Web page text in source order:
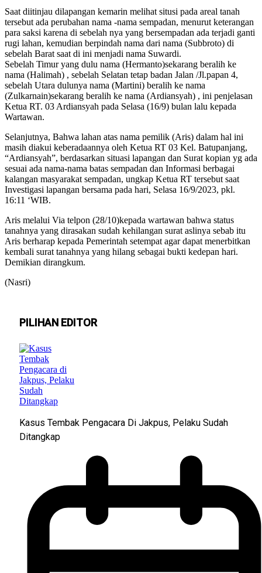
Saat diitinjau dilapangan kemarin melihat situsi pada areal tanah
tersebut ada perubahan nama -nama sempadan, menurut keterangan
para saksi karena di sebelah nya yang bersempadan ada terjadi ganti
rugi lahan, kemudian berpindah nama dari nama (Subbroto) di
sebelah Barat saat di ini menjadi nama Suwardi.
Sebelah Timur yang dulu nama (Hermanto)sekarang beralih ke
nama (Halimah) , sebelah Selatan tetap badan Jalan /Jl.papan 4,
sebelah Utara dulunya nama (Martini) beralih ke nama
(Zulkarnain)sekarang beralih ke nama (Ardiansyah) , ini penjelasan
Ketua RT. 03 Ardiansyah pada Selasa (16/9) bulan lalu kepada
Wartawan.
Selanjutnya, Bahwa lahan atas nama pemilik (Aris) dalam hal ini
masih diakui keberadaannya oleh Ketua RT 03 Kel. Batupanjang,
“Ardiansyah”, berdasarkan situasi lapangan dan Surat kopian yg ada
sesuai ada nama-nama batas sempadan dan Informasi berbagai
kalangan masyarakat sempadan, ungkap Ketua RT tersebut saat
Investigasi lapangan bersama pada hari, Selasa 16/9/2023, pkl.
16:11 ‘WIB.
Aris melalui Via telpon (28/10)kepada wartawan bahwa status
tanahnya yang dirasakan sudah kehilangan surat aslinya sebab itu
Aris berharap kepada Pemerintah setempat agar dapat menerbitkan
kembali surat tanahnya yang hilang sebagai bukti kedepan hari.
Demikian dirangkum.
(Nasri)
PILIHAN EDITOR
Kasus Tembak Pengacara Di Jakpus, Pelaku Sudah
Ditangkap